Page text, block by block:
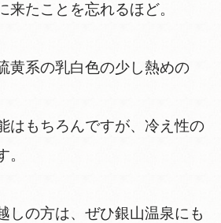
来たことを忘れるほど。
黄系の乳白色の少し熱めの
はもちろんですが、冷え性の
しの方は、ぜひ銀山温泉にも